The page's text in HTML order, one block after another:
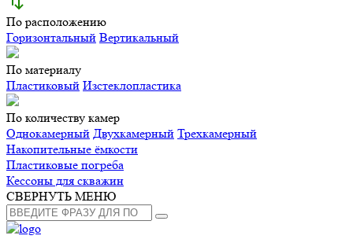
По расположению
Горизонтальный Вертикальный
По материалу
Пластиковый Изстеклопластика
По количеству камер
Однокамерный Двухкамерный Трехкамерный
Накопительные ёмкости
Пластиковые погреба
Кессоны для скважин
СВЕРНУТЬ МЕНЮ